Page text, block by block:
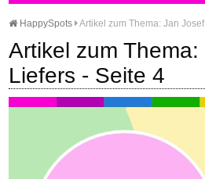
HappySpots Artikel zum Thema: Jan
Artikel zum
Liefers - Seite 4